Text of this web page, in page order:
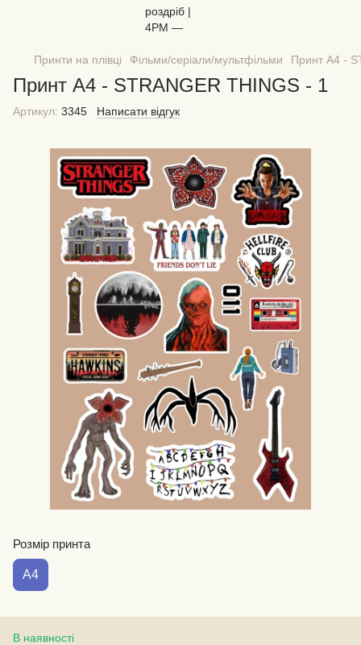
Принти на плівці Фільми/серіали/мультфільми Принт А4 -
Принт А4 - STRANGER THINGS - 1
Артикул: 3345 Написати відгук
Розмір принта
А4
В наявності